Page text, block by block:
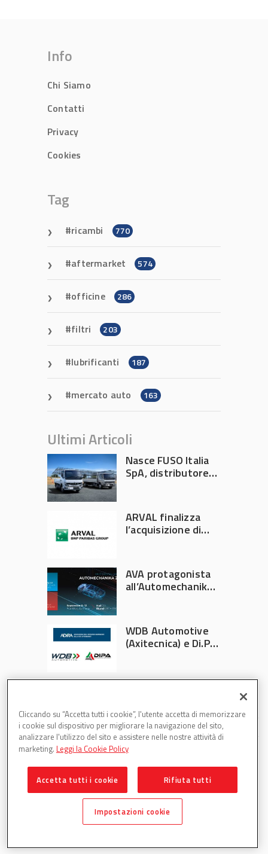
Info
Chi Siamo
Contatti
Privacy
Cookies
Tag
ricambi 770
aftermarket 574
officine 286
filtri 203
lubrificanti 187
mercato auto 163
Ultimi Articoli
Nasce FUSO Italia
SpA, distributore
ARVAL finalizza
l’acquisizione di
AVA protagonista
all’Automechanika
WDB Automotive
(Axitecnica) e Di.Pa.
Partsweb è una testata di DBInformation Spa P.IVA
09293820156
Centro Direzionale – Strada 4, Palazzo A, Scala 2 – 20057
Cliccando su “Accetta tutti i cookie”, l'utente accetta di memorizzare
i cookie sul dispositivo per migliorare la navigazione del sito,
analizzare l'utilizzo del sito e assistere nelle nostre attività di
marketing. Leggi la Cookie Policy
Accetta tutti i cookie Rifiuta tutti
Impostazioni cookie